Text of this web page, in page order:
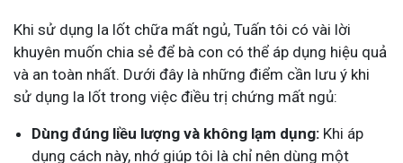
Khi sử dụng la lốt chữa mất ngủ, Tuấn tôi có vài lời
khuyên muốn chia sẻ để bà con có thể áp dụng hiệu quả
và an toàn nhất. Dưới đây là những điểm cần lưu ý khi
sử dụng la lốt trong việc điều trị chứng mất ngủ:
Dùng đúng liều lượng và không lạm dụng: Khi áp
dụng cách này, nhớ giúp tôi là chỉ nên dùng một